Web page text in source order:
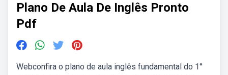
Plano De Aula De Inglês Pronto
Pdf
Webconfira o plano de aula inglês fundamental do 1°